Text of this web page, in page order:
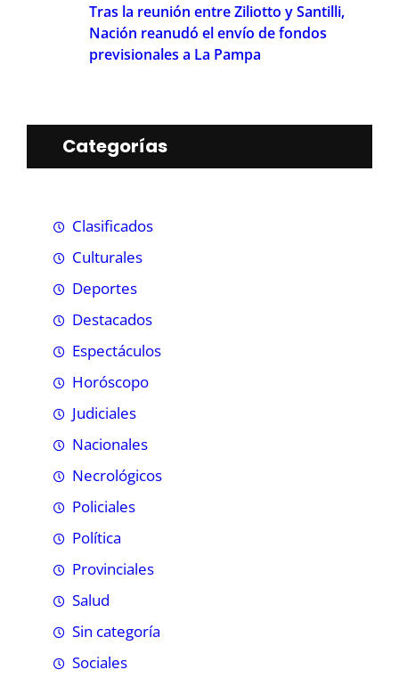
Tras la reunión entre Ziliotto y Santilli,
Nación reanudó el envío de fondos
previsionales a La Pampa
Categorías
Clasificados
Culturales
Deportes
Destacados
Espectáculos
Horóscopo
Judiciales
Nacionales
Necrológicos
Policiales
Política
Provinciales
Salud
Sin categoría
Sociales